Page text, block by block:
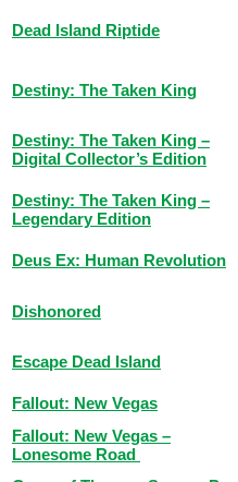
Dead Island Riptide
Destiny: The Taken King
Destiny: The Taken King –
Digital Collector’s Edition
Destiny: The Taken King –
Legendary Edition
Deus Ex: Human Revolution
Dishonored
Escape Dead Island
Fallout: New Vegas
Fallout: New Vegas –
Lonesome Road